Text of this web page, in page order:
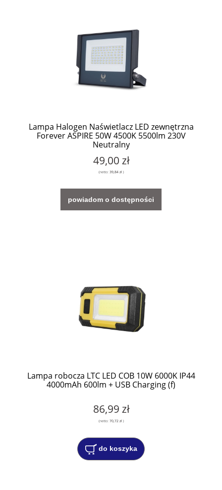
Lampa Halogen Naświetlacz LED zewnętrzna
Forever ASPIRE 50W 4500K 5500lm 230V
Neutralny
49,00 zł
(netto: 39,84 zł)
powiadom o dostępności
Lampa robocza LTC LED COB 10W 6000K IP44
4000mAh 600lm + USB Charging (f)
86,99 zł
(netto: 70,72 zł)
do koszyka